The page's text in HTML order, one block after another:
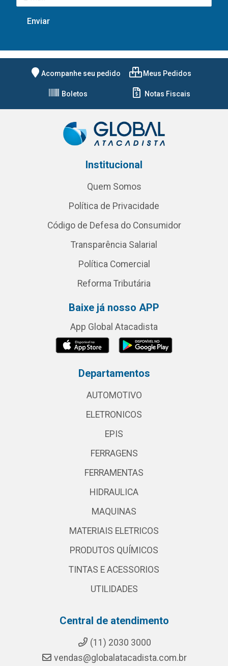
Acompanhe seu pedido Meus Pedidos
Boletos Notas Fiscais
Institucional
Quem Somos
Política de Privacidade
Código de Defesa do Consumidor
Transparência Salarial
Política Comercial
Reforma Tributária
Baixe já nosso APP
App Global Atacadista
Departamentos
AUTOMOTIVO
ELETRONICOS
EPIS
FERRAGENS
FERRAMENTAS
HIDRAULICA
MAQUINAS
MATERIAIS ELETRICOS
PRODUTOS QUÍMICOS
TINTAS E ACESSORIOS
UTILIDADES
Central de atendimento
(11) 2030 3000
vendas@globalatacadista.com.br